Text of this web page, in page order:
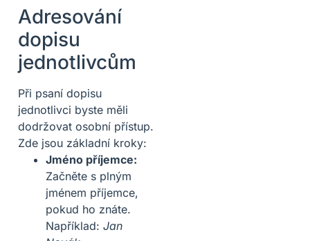
Adresování
dopisu
jednotlivcům
Při psaní dopisu
jednotlivci byste měli
dodržovat osobní přístup.
Zde jsou základní kroky:
Jméno příjemce:
Začněte s plným
jménem příjemce,
pokud ho znáte.
Například: Jan